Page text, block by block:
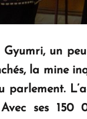
un
la mine
ses 150